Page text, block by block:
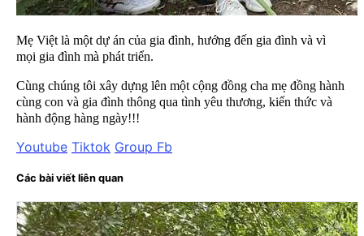
Mẹ Việt là một dự án của gia đình, hướng đến gia đình và vì
mọi gia đình mà phát triển.
Cùng chúng tôi xây dựng lên một cộng đồng cha mẹ đồng hành
cùng con và gia đình thông qua tình yêu thương, kiến thức và
hành động hàng ngày!!!
Youtube Tiktok Group Fb
Các bài viết liên quan